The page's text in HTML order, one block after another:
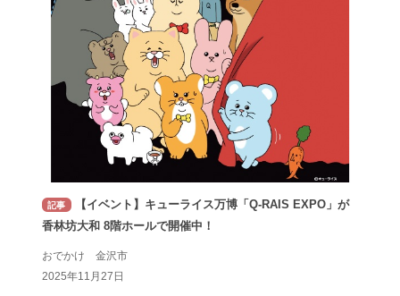
記事
【イベント】キューライス万博「Q-RAIS EXPO」が
香林坊大和 8階ホールで開催中！
おでかけ 金沢市
2025年11月27日